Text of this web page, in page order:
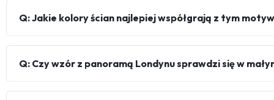
Q: Jakie kolory ścian najlepiej współgrają z tym
Q: Czy wzór z panoramą Londynu sprawdzi się w